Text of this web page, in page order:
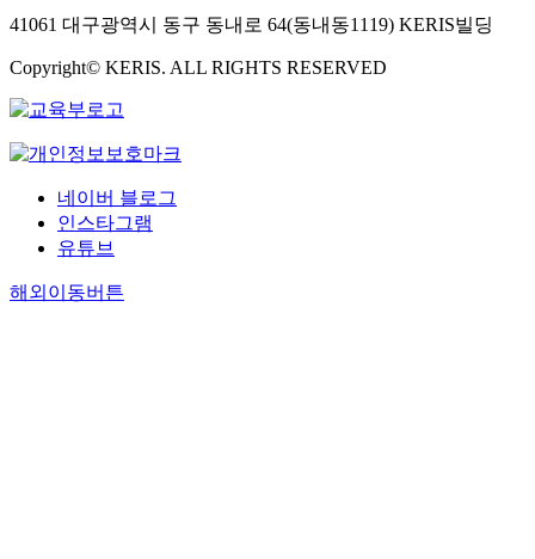
41061 대구광역시 동구 동내로 64(동내동1119) KERIS빌딩
Copyright© KERIS. ALL RIGHTS RESERVED
네이버 블로그
인스타그램
유튜브
해외이동버튼